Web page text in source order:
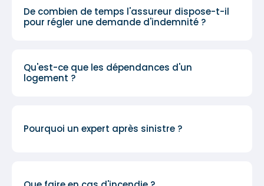
De combien de temps l'assureur dispose-t-il
pour régler une demande d'indemnité ?
Qu'est-ce que les dépendances d'un
logement ?
Pourquoi un expert après sinistre ?